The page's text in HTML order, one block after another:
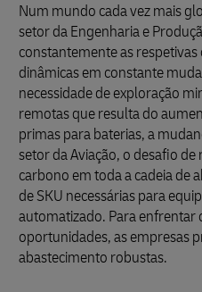
Num mundo cada vez mais
setor da Engenharia e
constantemente as
dinâmicas em constante
necessidade de exploração
remotas que resulta do
primas para baterias, a
setor da Aviação, o desafio de
carbono em toda a cadeia de
de SKU necessárias para
automatizado. Para enfrentar
oportunidades, as empresas
abastecimento robustas.